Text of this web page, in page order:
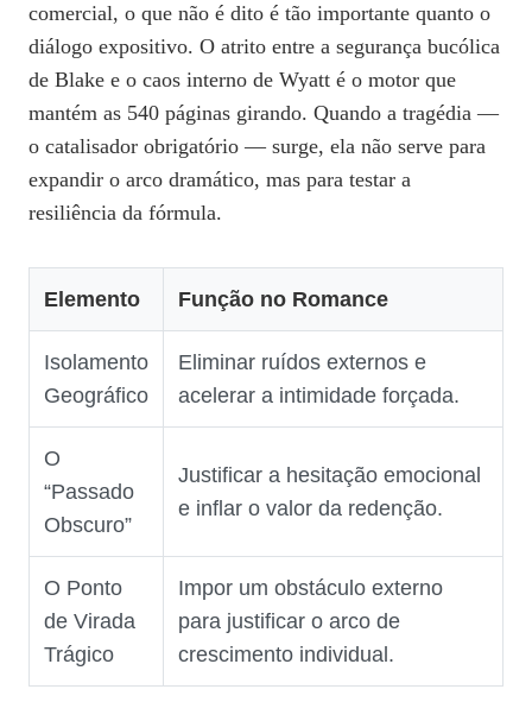
comercial, o que não é dito é tão importante quanto o
diálogo expositivo. O atrito entre a segurança bucólica
de Blake e o caos interno de Wyatt é o motor que
mantém as 540 páginas girando. Quando a tragédia —
o catalisador obrigatório — surge, ela não serve para
expandir o arco dramático, mas para testar a
resiliência da fórmula.
Elemento Função no Romance
Isolamento
Geográfico
Eliminar ruídos externos e
acelerar a intimidade forçada.
O
“Passado
Obscuro”
Justificar a hesitação emocional
e inflar o valor da redenção.
O Ponto
de Virada
Trágico
Impor um obstáculo externo
para justificar o arco de
crescimento individual.